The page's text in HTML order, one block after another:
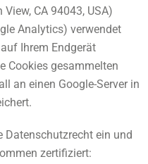
CA 94043, USA)
Analytics) verwendet
Ihrem Endgerät
Cookies gesammelten
an einen Google-Server in
Datenschutzrecht ein und
zertifiziert: